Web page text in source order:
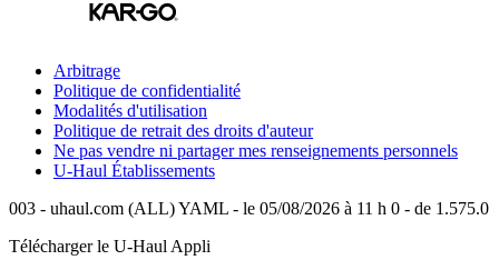
Arbitrage
Politique de confidentialité
Modalités d'utilisation
Politique de retrait des droits d'auteur
Ne pas vendre ni partager mes renseignements personnels
U-Haul Établissements
003 - uhaul.com (ALL) YAML - le 05/08/2026 à 11 h 0 - de 1.575.0
Télécharger le U-Haul Appli